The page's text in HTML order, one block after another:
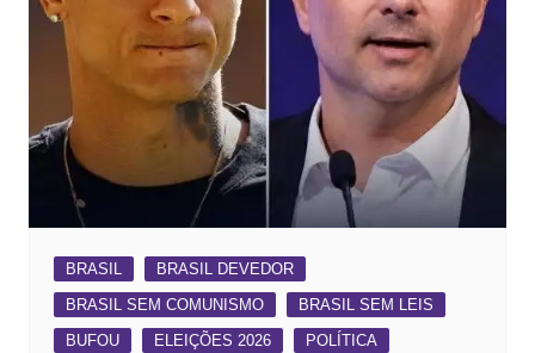
BRASIL
BRASIL DEVEDOR
BRASIL SEM COMUNISMO
BRASIL SEM LEIS
BUFOU
ELEIÇÕES 2026
POLÍTICA